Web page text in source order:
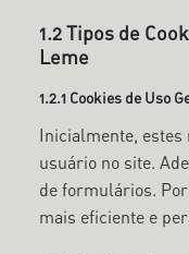
1.2 Tipos de
Leme
1.2.1 Cookies de Uso
Inicialmente,
usuário no site.
de formulários.
mais eficiente e